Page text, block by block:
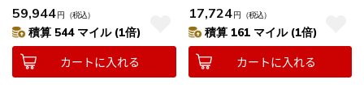
59,944円 （税込）
積算 544 マイル (1倍)
カートに入れる
17,724円 （税込）
積算 161 マイル (1倍)
カートに入れる